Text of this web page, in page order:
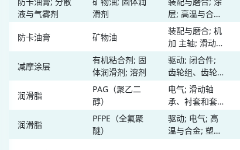
和轨道
接 紧固件
液与气雾剂
滑剂
层; 高温与合金;
滑轨和轨道; 螺
纹连接 紧固件
防卡油膏 矿物油
装配与磨合; 机
加 主轴; 滑动轴
承、衬套和套
筒; 传动丝杠;
滑轨和轨道; 螺
纹连接 紧固件
减摩涂层
有机粘合剂; 固
体润滑剂; 溶剂
驱动; 闭合件;
齿轮组、齿轮
箱、泵; 降噪减
振; 滑动轴承、
衬套和套筒; 传
动丝杠; 滑轨和
轨道; 弹簧 卡
润滑脂
PAG（聚乙二
醇）
电气; 滑动轴
承、衬套和套
筒; 塑料润滑;
橡胶和弹性体润
滑
润滑脂
PFPE（全氟聚
醚）
驱动; 电气; 高
温与合金; 塑料